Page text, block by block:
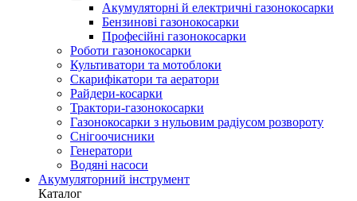
Акумуляторні й електричні газонокосарки
Бензинові газонокосарки
Професійні газонокосарки
Роботи газонокосарки
Культиватори та мотоблоки
Скарифікатори та аератори
Райдери-косарки
Трактори-газонокосарки
Газонокосарки з нульовим радіусом розвороту
Снігоочисники
Генератори
Водяні насоси
Акумуляторний інструмент
Каталог